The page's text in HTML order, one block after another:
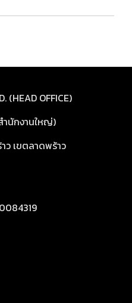
(HEAD OFFICE)
ำนักงานใหญ่)
ว เขตลาดพร้าว